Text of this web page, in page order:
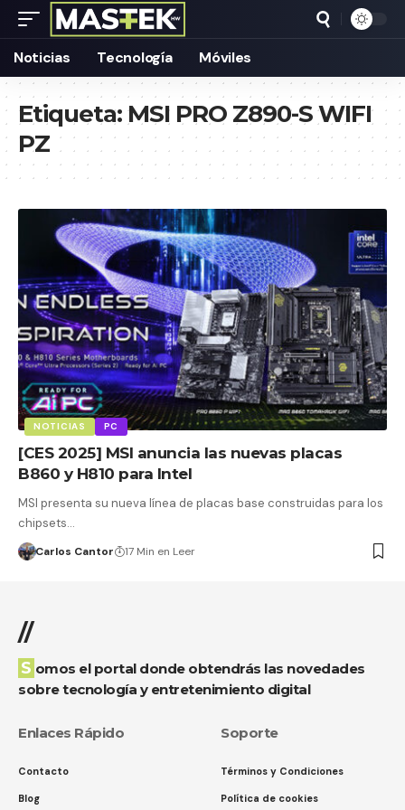
Noticias Tecnología Móviles
Etiqueta:MSI PRO Z890-S WIFI
PZ
NOTICIAS PC
[CES 2025] MSI anuncia las nuevas placas
B860 y H810 para Intel
MSI presenta su nueva línea de placas base construidas para los
chipsets…
Carlos Cantor 17 Min en Leer
//
Somos el portal donde obtendrás las novedades
sobre tecnología y entretenimiento digital
Enlaces Rápido
Contacto
Blog
Soporte
Términos y Condiciones
Política de cookies